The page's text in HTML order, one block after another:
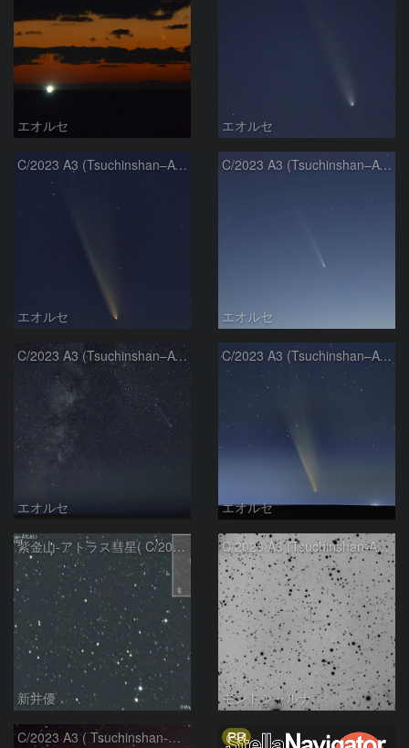
エオルセ エオルセ
C/2023 A3 (Tsuchinshan–ATLAS)
エオルセ
C/2023 A3 (Tsuchinshan–ATLAS)
エオルセ
C/2023 A3 (Tsuchinshan–ATLAS)と天の川
エオルセ
C/2023 A3 (Tsuchinshan–ATLAS)
エオルセ
紫金山-アトラス彗星( C/2023A3 )：2025/09/16
新井優
C/2023 A3 (Tsuchinshan-ATLAS)
モンドシャルナ
C/2023 A3 ( Tsuchinshan-ATLAS ) PR